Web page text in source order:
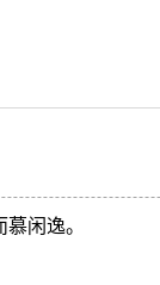
闲逸。